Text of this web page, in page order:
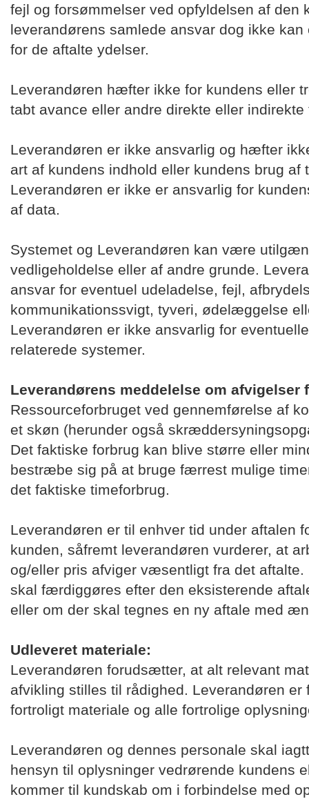
fejl og forsømmelser ved opfyldelsen af den
leverandørens samlede ansvar dog ikke
for de aftalte ydelser.
Leverandøren hæfter ikke for kundens eller
tabt avance eller andre direkte eller indirekte
Leverandøren er ikke ansvarlig og hæfter
art af kundens indhold eller kundens brug af
Leverandøren er ikke er ansvarlig for
af data.
Systemet og Leverandøren kan være
vedligeholdelse eller af andre grunde.
ansvar for eventuel udeladelse, fejl,
kommunikationssvigt, tyveri, ødelæggelse
Leverandøren er ikke ansvarlig for
relaterede systemer.
Leverandørens meddelelse om afvigelser
Ressourceforbruget ved gennemførelse af
et skøn (herunder også
Det faktiske forbrug kan blive større eller
bestræbe sig på at bruge færrest mulige
det faktiske timeforbrug.
Leverandøren er til enhver tid under aftalen
kunden, såfremt leverandøren vurderer, at
og/eller pris afviger væsentligt fra det
skal færdiggøres efter den eksisterende
eller om der skal tegnes en ny aftale med
Udleveret materiale:
Leverandøren forudsætter, at alt relevant
afvikling stilles til rådighed. Leverandøren
fortroligt materiale og alle fortrolige
Leverandøren og dennes personale skal
hensyn til oplysninger vedrørende kundens
kommer til kundskab om i forbindelse med